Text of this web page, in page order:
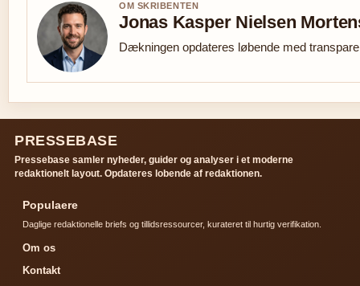
OM SKRIBENTEN
Jonas Kasper Nielsen
Dækningen opdateres løbende med
PRESSEBASE
Pressebase samler nyheder, guider og analyser i et moderne
redaktionelt layout. Opdateres lobende af redaktionen.
Populaere
Daglige redaktionelle briefs og tillidsressourcer, kurateret til hurtig verifikation.
Om os
Kontakt